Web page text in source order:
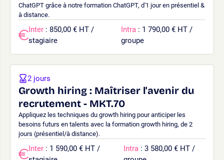
ChatGPT grâce à notre formation ChatGPT, d'1 jour en présentiel &
à distance.
Inter : 850,00 € HT /
stagiaire
Intra : 1 790,00 € HT /
groupe
Growth hiring : Maîtriser l'avenir du
recrutement - MKT.70
Appliquez les techniques du growth hiring pour anticiper les
besoins futurs en talents avec la formation growth hiring, de 2
jours (présentiel/à distance).
2 jours
Inter : 1 590,00 € HT /
Intra : 3 580,00 € HT /